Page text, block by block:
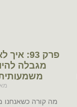
פרק 93:
מגבלה
מאי 7,
מה קורה כשאנחנו